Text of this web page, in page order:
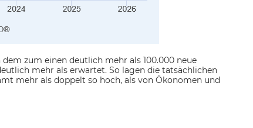
zum einen deutlich mehr als 100.000 neue
mehr als erwartet. So lagen die tatsächlichen
mehr als doppelt so hoch, als von Ökonomen und